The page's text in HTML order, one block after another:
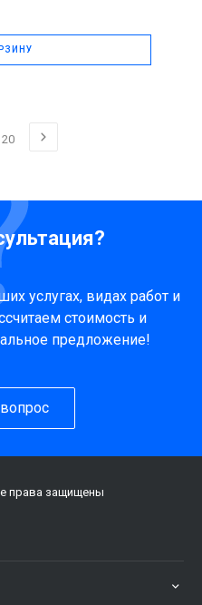
20
услугах, видах работ и
стоимость и
предложение!
права защищены